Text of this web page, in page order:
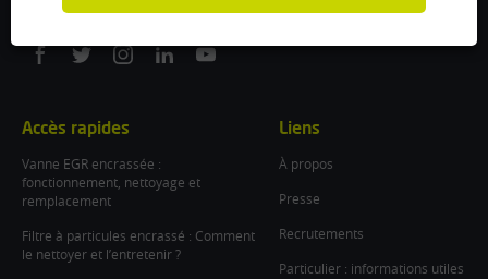
On
On
On
On
On
Accès rapides
Vanne EGR encrassée :
fonctionnement, nettoyage et
remplacement
Filtre à particules encrassé : Comment
le nettoyer et l’entretenir ?
Liens
À propos
Presse
Recrutements
Particulier : informations utiles